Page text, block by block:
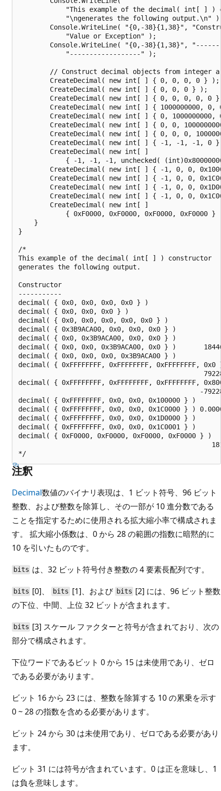
"This example of the decimal( int[ ] )
"\ngenerates the following output.\n"
Console.WriteLine( "{0,-38}{1,38}",
            "Value or Exception" );
Console.WriteLine( "{0,-38}{1,38}",
            "------------------" );
// Construct decimal objects from integer
        CreateDecimal( new int[ ] { 0, 0, 0, 0 } );
        CreateDecimal( new int[ ] { 0, 0, 0 } );
CreateDecimal( new int[ ] { 0, 0, 0, 0, 0 }
CreateDecimal( new int[ ] { 1000000000, 0,
CreateDecimal( new int[ ] { 0, 1000000000,
CreateDecimal( new int[ ] { 0, 0,
CreateDecimal( new int[ ] { 0, 0, 0,
CreateDecimal( new int[ ] { -1, -1, -1, 0 }
        CreateDecimal( new int[ ]
{ -1, -1, -1, unchecked(
CreateDecimal( new int[ ] { -1, 0, 0,
CreateDecimal( new int[ ] { -1, 0, 0,
CreateDecimal( new int[ ] { -1, 0, 0,
CreateDecimal( new int[ ] { -1, 0, 0,
        CreateDecimal( new int[ ]
{ 0xF0000, 0xF0000, 0xF0000, 0xF0000 }
    }
}
/*
This example of the decimal( int[ ] ) constructor
generates the following output.
Constructor
-----------
decimal( { 0x0, 0x0, 0x0, 0x0 } )
decimal( { 0x0, 0x0, 0x0 } )
decimal( { 0x0, 0x0, 0x0, 0x0, 0x0 } )
decimal( { 0x3B9ACA00, 0x0, 0x0, 0x0 } )
decimal( { 0x0, 0x3B9ACA00, 0x0, 0x0 } )
decimal( { 0x0, 0x0, 0x3B9ACA00, 0x0 } )
decimal( { 0x0, 0x0, 0x0, 0x3B9ACA00 } )
decimal( { 0xFFFFFFFF, 0xFFFFFFFF, 0xFFFFFFFF,
decimal( { 0xFFFFFFFF, 0xFFFFFFFF, 0xFFFFFFFF,
-
decimal( { 0xFFFFFFFF, 0x0, 0x0, 0x100000 } )
decimal( { 0xFFFFFFFF, 0x0, 0x0, 0x1C0000 } )
decimal( { 0xFFFFFFFF, 0x0, 0x0, 0x1D0000 } )
decimal( { 0xFFFFFFFF, 0x0, 0x0, 0x1C0001 } )
decimal( { 0xF0000, 0xF0000, 0xF0000, 0xF0000 } )
注釈
Decimal数値のバイナリ表現は、1 ビット符号、96 ビット
整数、および整数を除算し、その一部が 10 進分数である
ことを指定するために使用される拡大縮小率で構成されま
す。 拡大縮小係数は、0 から 28 の範囲の指数に暗黙的に
10 を引いたものです。
bits は、32 ビット符号付き整数の 4 要素長配列です。
bits [0]、 bits [1]、および bits [2] には、96 ビット整数
の下位、中間、上位 32 ビットが含まれます。
bits [3] スケール ファクターと符号が含まれており、次の
部分で構成されます。
下位ワードであるビット 0 から 15 は未使用であり、ゼロ
である必要があります。
ビット 16 から 23 には、整数を除算する 10 の累乗を示す
0 ~ 28 の指数を含める必要があります。
ビット 24 から 30 は未使用であり、ゼロである必要があり
ます。
ビット 31 には符号が含まれています。0 は正を意味し、1
は負を意味します。